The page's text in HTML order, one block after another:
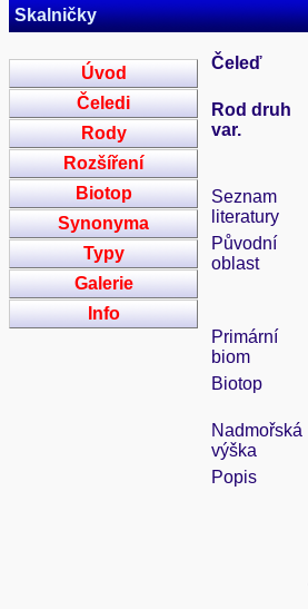
Skalničky
Úvod
Čeledi
Rody
Rozšíření
Biotop
Synonyma
Typy
Galerie
Info
Čeleď
Rod druh
var.
Seznam
literatury
Původní
oblast
Primární
biom
Biotop
Nadmořská
výška
Popis